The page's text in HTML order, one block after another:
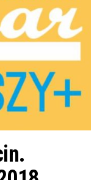
j
ę